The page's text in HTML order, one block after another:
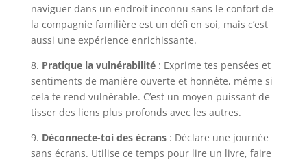
naviguer dans un endroit inconnu sans le confort de
la compagnie familière est un défi en soi, mais c’est
aussi une expérience enrichissante.
8. Pratique la vulnérabilité: Exprime tes pensées et
sentiments de manière ouverte et honnête, même si
cela te rend vulnérable. C’est un moyen puissant de
tisser des liens plus profonds avec les autres.
9. Déconnecte-toi des écrans: Déclare une journée
sans écrans. Utilise ce temps pour lire un livre, faire